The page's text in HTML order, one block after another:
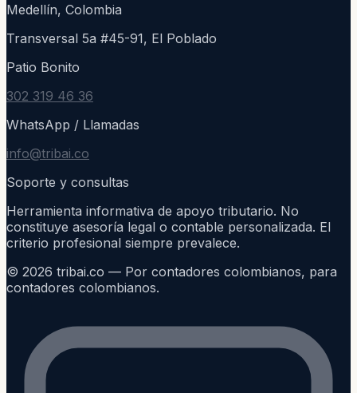
Medellín, Colombia
Transversal 5a #45-91, El Poblado
Patio Bonito
302 319 46 36
WhatsApp / Llamadas
info@tribai.co
Soporte y consultas
Herramienta informativa de apoyo tributario. No
constituye asesoría legal o contable personalizada. El
criterio profesional siempre prevalece.
© 2026 tribai.co — Por contadores colombianos, para
contadores colombianos.